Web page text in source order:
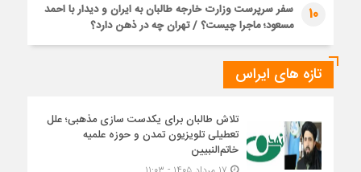
10
سفر سرپرست وزارت خارجه طالبان به ایران و دیدار با احمد
مسعود؛ ماجرا چیست؟ / تهران چه در ذهن دارد؟
تازه های ایراس
تلاش طالبان برای یکدست سازی مذهبی؛ علل
تعطیلی تلویزیون تمدن و حوزه علمیه
خاتم‌النبیین